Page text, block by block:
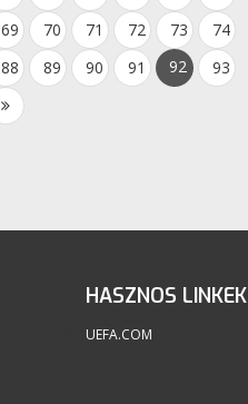
69 70 71 72 73
74
88 89 90 91 92
93
HASZNOS LINKEK
UEFA.COM